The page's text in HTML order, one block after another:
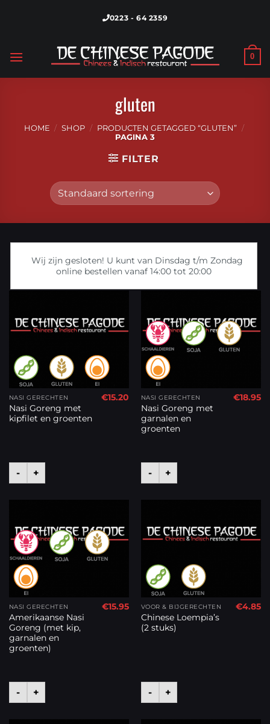
0223 - 64 2359
0
gluten
HOME / SHOP / PRODUCTEN GETAGGED “GLUTEN” /
PAGINA 3
FILTER
Wij zijn gesloten! U kunt van Dinsdag t/m Zondag
online bestellen vanaf 14:00 tot 20:00
NASI GERECHTEN
Nasi Goreng met
kipfilet en groenten
€15.20
- +
NASI GERECHTEN
Nasi Goreng met
garnalen en
groenten
€18.95
- +
NASI GERECHTEN
Amerikaanse Nasi
Goreng (met kip,
garnalen en
groenten)
€15.95
- +
VOOR & BIJGERECHTEN
Chinese Loempia’s
(2 stuks)
€4.85
- +